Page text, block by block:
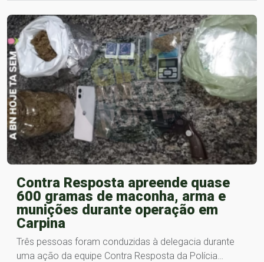
Contra Resposta apreende quase
600 gramas de maconha, arma e
munições durante operação em
Carpina
Três pessoas foram conduzidas à delegacia durante
uma ação da equipe Contra Resposta da Polícia…